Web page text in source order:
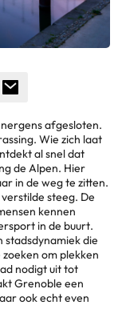
afgesloten.
Wie zich laat
al snel dat
de Alpen. Hier
in de weg te zitten.
steeg. De
kennen
in de buurt.
stadsdynamiek die
om plekken
nodigt uit tot
Grenoble een
ook echt even